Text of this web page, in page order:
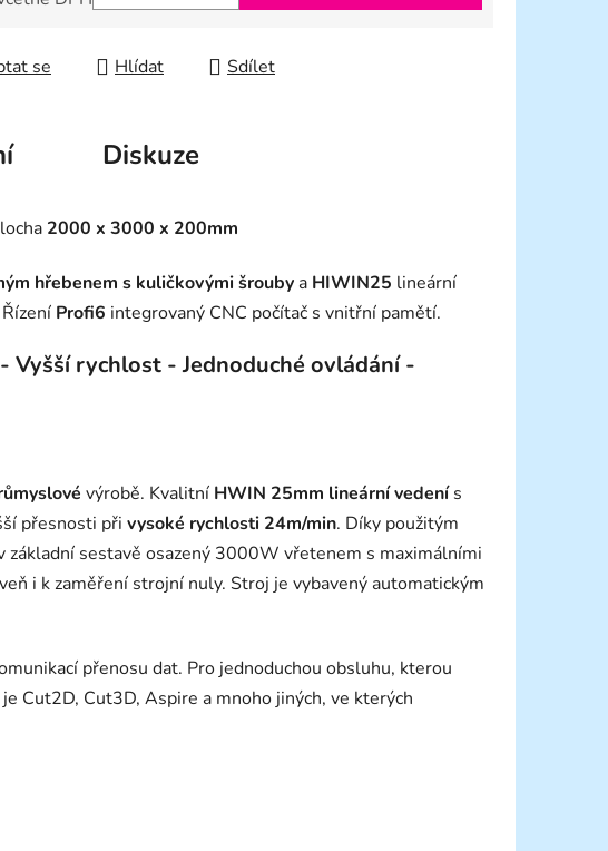
se Hlídat Sdílet
Diskuze
2000 x 3000 x 200mm
hřebenem s kuličkovými šrouby a HIWIN25 lineární
Profi6 integrovaný CNC počítač s vnitřní pamětí.
Vyšší rychlost - Jednoduché ovládání -
výrobě. Kvalitní HWIN 25mm lineární vedenís
přesnosti při vysoké rychlosti 24m/min. Díky použitým
sestavě osazený 3000W vřetenem s maximálními
i k zaměření strojní nuly. Stroj je vybavený automatickým
přenosu dat. Pro jednoduchou obsluhu, kterou
Cut2D, Cut3D, Aspire a mnoho jiných, ve kterých